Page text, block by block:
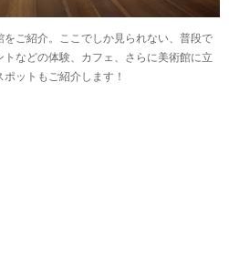
ご紹介。ここでしか見られない、普段で
などの体験、カフェ、さらに美術館に立
ットもご紹介します！